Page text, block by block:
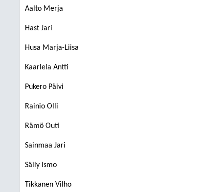
Aalto Merja
Hast Jari
Husa Marja-Liisa
Kaarlela Antti
Pukero Päivi
Rainio Olli
Rämö Outi
Sainmaa Jari
Säily Ismo
Tikkanen Vilho